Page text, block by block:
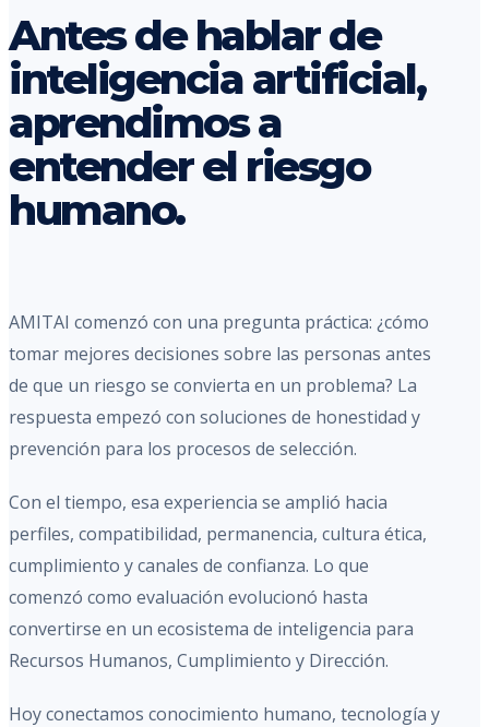
Antes de hablar de
inteligencia artificial,
aprendimos a
entender el riesgo
humano.
AMITAI comenzó con una pregunta práctica: ¿cómo
tomar mejores decisiones sobre las personas antes
de que un riesgo se convierta en un problema? La
respuesta empezó con soluciones de honestidad y
prevención para los procesos de selección.
Con el tiempo, esa experiencia se amplió hacia
perfiles, compatibilidad, permanencia, cultura ética,
cumplimiento y canales de confianza. Lo que
comenzó como evaluación evolucionó hasta
convertirse en un ecosistema de inteligencia para
Recursos Humanos, Cumplimiento y Dirección.
Hoy conectamos conocimiento humano, tecnología y